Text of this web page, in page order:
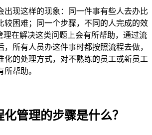
出现这样的现象：同一件事有些人去办比
较困难；同一个步骤，不同的人完成的效
理在解决这类问题上会有所帮助，通过流
，所有人员办这件事时都按照流程去做，
化的处理方式，对不熟练的员工或新员工
帮助。
管理的步骤是什么？